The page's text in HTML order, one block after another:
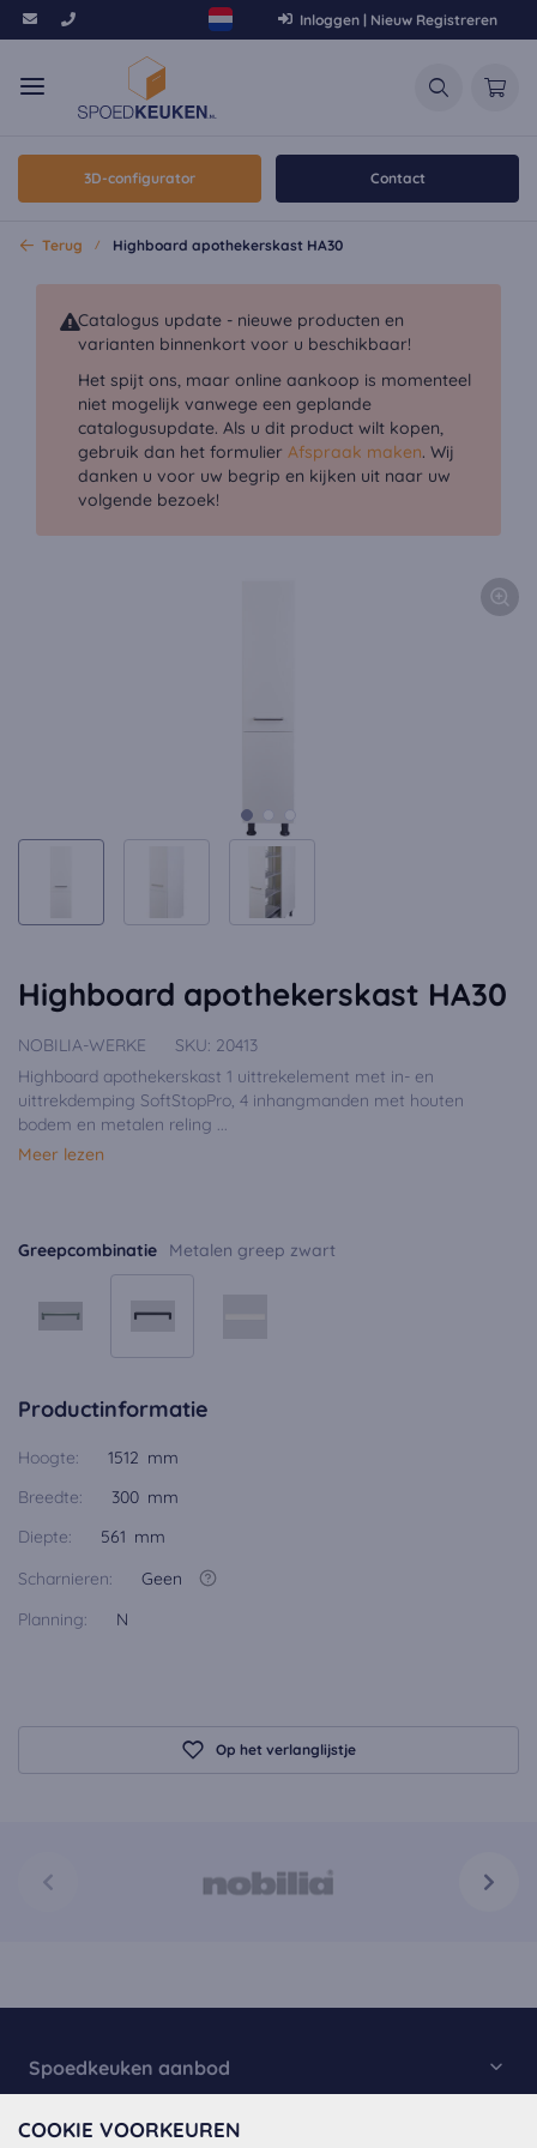
COOKIE VOORKEUREN
Inloggen | Nieuw Registreren
3D-configurator Contact
Terug Highboard apothekerskast HA30
Catalogus update - nieuwe producten en
varianten binnenkort voor u beschikbaar!
Het spijt ons, maar online aankoop is momenteel
niet mogelijk vanwege een geplande
catalogusupdate. Als u dit product wilt kopen,
gebruik dan het formulier Afspraak maken. Wij
danken u voor uw begrip en kijken uit naar uw
volgende bezoek!
Highboard apothekerskast HA30
NOBILIA-WERKE SKU: 20413
Highboard apothekerskast 1 uittrekelement met in- en
uittrekdemping SoftStopPro, 4 inhangmanden met houten
bodem en metalen reling ...
Meer lezen
Greepcombinatie Metalen greep zwart
Productinformatie
Hoogte:
1512 mm
Breedte:
300 mm
Diepte:
561 mm
Scharnieren:
Geen
Planning:
N
Op het verlanglijstje
Spoedkeuken aanbod
Keukencollectie
Over Spoedkeuken